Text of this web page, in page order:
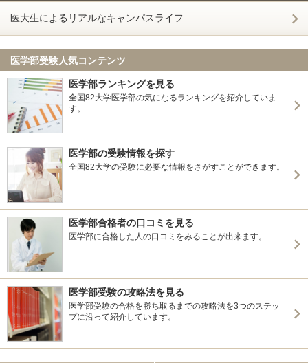
医大生によるリアルなキャンパスライフ
医学部受験人気コンテンツ
医学部ランキングを見る
全国82大学医学部の気になるランキングを紹介していま
す。
医学部の受験情報を探す
全国82大学の受験に必要な情報をさがすことができます。
医学部合格者の口コミを見る
医学部に合格した人の口コミをみることが出来ます。
医学部受験の攻略法を見る
医学部受験の合格を勝ち取るまでの攻略法を3つのステッ
プに沿って紹介しています。